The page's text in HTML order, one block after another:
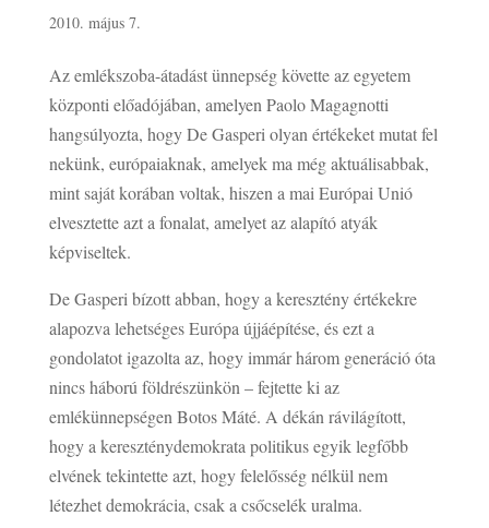
2010. május 7.
Az emlékszoba-átadást ünnepség követte az egyetem
központi előadójában, amelyen Paolo Magagnotti
hangsúlyozta, hogy De Gasperi olyan értékeket mutat fel
nekünk, európaiaknak, amelyek ma még aktuálisabbak,
mint saját korában voltak, hiszen a mai Európai Unió
elvesztette azt a fonalat, amelyet az alapító atyák
képviseltek.
De Gasperi bízott abban, hogy a keresztény értékekre
alapozva lehetséges Európa újjáépítése, és ezt a
gondolatot igazolta az, hogy immár három generáció óta
nincs háború földrészünkön – fejtette ki az
emlékünnepségen Botos Máté. A dékán rávilágított,
hogy a kereszténydemokrata politikus egyik legfőbb
elvének tekintette azt, hogy felelősség nélkül nem
létezhet demokrácia, csak a csőcselék uralma.